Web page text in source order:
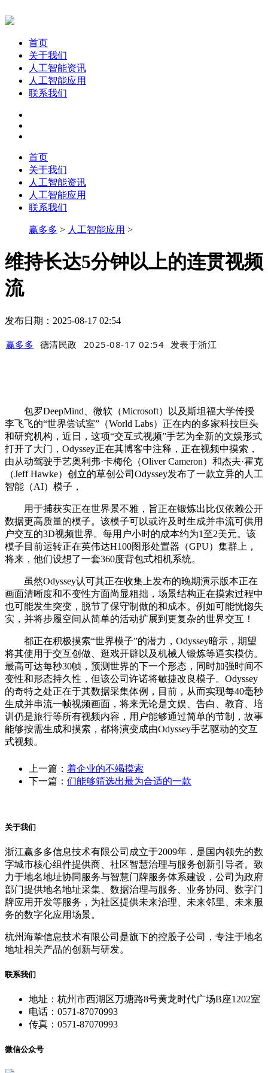
首页
关于我们
人工智能资讯
人工智能应用
联系我们
首页
关于我们
人工智能资讯
人工智能应用
联系我们
赢多多 > 人工智能应用 >
维持长达5分钟以上的连贯视频
流
发布日期：2025-08-17 02:54
赢多多 德清民政 2025-08-17 02:54 发表于浙江
包罗DeepMind、微软（Microsoft）以及斯坦福大学传授
李飞飞的“世界尝试室”（World Labs）正在内的多家科技巨头
和研究机构，近日，这项“交互式视频”手艺为全新的文娱形式
打开了大门，Odyssey正在其博客中注释，正在视频中摸索，
由从动驾驶手艺奥利弗·卡梅伦（Oliver Cameron）和杰夫·霍克
（Jeff Hawke）创立的草创公司Odyssey发布了一款立异的人工
智能（AI）模子，
用于捕获实正在世界景不雅，旨正在锻炼出比仅依赖公开
数据更高质量的模子。该模子可以或许及时生成并串流可供用
户交互的3D视频世界。每用户小时的成本约为1至2美元。该
模子目前运转正在英伟达H100图形处置器（GPU）集群上，
将来，他们设想了一套360度背包式相机系统。
虽然Odyssey认可其正在收集上发布的晚期演示版本正在
画面清晰度和不变性方面尚显粗拙，场景结构正在摸索过程中
也可能发生突变，脱节了保守制做的和成本。例如可能恍惚失
实，并将步履空间从简单的活动扩展到更复杂的世界交互！
都正在积极摸索“世界模子”的潜力，Odyssey暗示，期望
将其使用于交互创做、逛戏开辟以及机械人锻炼等逼实模仿。
最高可达每秒30帧，预测世界的下一个形态，同时加强时间不
变性和形态持久性，但该公司许诺将敏捷改良模子。Odyssey
的奇特之处正在于其数据采集体例，目前，从而实现每40毫秒
生成并串流一帧视频画面，将来无论是文娱、告白、教育、培
训仍是旅行等所有视频内容，用户能够通过简单的节制，故事
能够按需生成和摸索，都将演变成由Odyssey手艺驱动的交互
式视频。
上一篇： 着企业的不竭摸索
下一篇： 们能够筛选出最为合适的一款
关于我们
浙江赢多多信息技术有限公司成立于2009年，是国内领先的数
字城市核心组件提供商、社区智慧治理与服务创新引导者。致
力于地名地址协同服务与智慧门牌服务体系建设，公司为政府
部门提供地名地址采集、数据治理与服务、业务协同、数字门
牌应用开发等服务，为社区提供未来治理、未来邻里、未来服
务的数字化应用场景。
杭州海挚信息技术有限公司是旗下的控股子公司，专注于地名
地址相关产品的创新与研发。
联系我们
地址：杭州市西湖区万塘路8号黄龙时代广场B座1202室
电话：0571-87070993
传真：0571-87070993
微信公众号